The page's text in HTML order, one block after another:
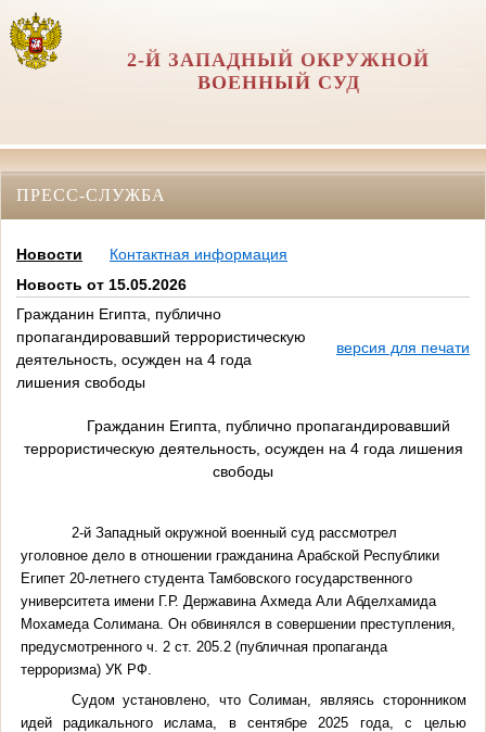
2-Й ЗАПАДНЫЙ ОКРУЖНОЙ
ВОЕННЫЙ СУД
ПРЕСС-СЛУЖБА
Новости
Контактная информация
Новость от 15.05.2026
Гражданин Египта, публично
пропагандировавший террористическую
деятельность, осужден на 4 года
лишения свободы
версия для печати
Гражданин Египта, публично пропагандировавший
террористическую деятельность, осужден на 4 года лишения
свободы
2-й Западный окружной военный суд рассмотрел
уголовное дело в отношении гражданина Арабской Республики
Египет 20-летнего студента Тамбовского государственного
университета имени Г.Р. Державина Ахмеда Али Абделхамида
Мохамеда Солимана. Он обвинялся в совершении преступления,
предусмотренного ч. 2 ст. 205.2 (публичная пропаганда
терроризма) УК РФ.
Судом установлено, чтоСолиман, являясь сторонником
идей радикального ислама, в сентябре 2025 года, с целью